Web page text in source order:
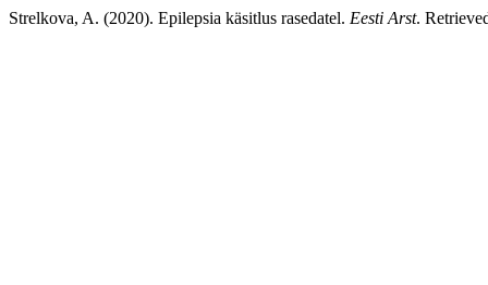
Strelkova, A. (2020). Epilepsia käsitlus rasedatel. Eesti Arst.